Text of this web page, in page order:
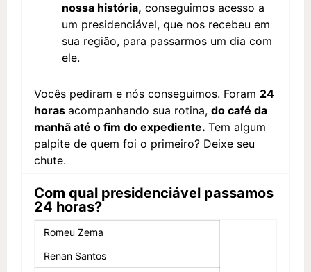
nossa história, conseguimos acesso a
um presidenciável, que nos recebeu em
sua região, para passarmos um dia com
ele.
Vocês pediram e nós conseguimos. Foram 24
horas acompanhando sua rotina, do café da
manhã até o fim do expediente. Tem algum
palpite de quem foi o primeiro? Deixe seu
chute.
Com qual presidenciável passamos
24 horas?
Romeu Zema
Renan Santos